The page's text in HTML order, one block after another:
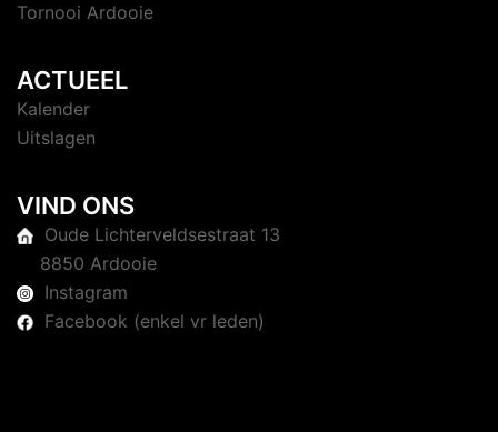
Tornooi Ardooie
ACTUEEL
Kalender
Uitslagen
VIND ONS
Oude Lichterveldsestraat 13
8850 Ardooie
Instagram
Facebook (enkel vr leden)